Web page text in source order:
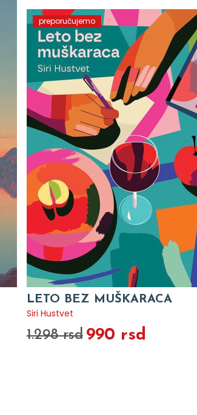
preporučujemo
LETO BEZ MUŠKARACA
Siri Hustvet
1.298 rsd 990 rsd